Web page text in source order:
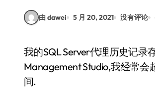
由 dawei 5 月 20, 2021 没有评论
我的SQL Server代理历史记录存在很大问题.当我试图查看它时,它变得非常慢.如果我尝试通过
Management Studio,我经常
间.